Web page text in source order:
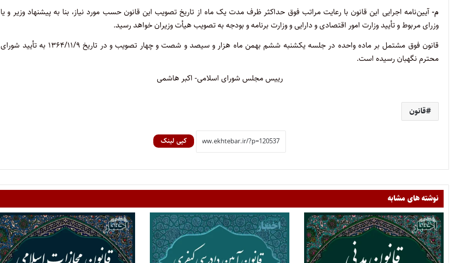
م- آیین‌نامه اجرایی این قانون با رعایت مراتب فوق حداکثر ظرف مدت یک ماه از تاریخ تصویب این قانون حسب مورد نیاز، بنا به پیشنهاد وزیر و یا
وزرای مربوط و تأیید وزارت امور اقتصادی و دارایی و وزارت برنامه و بودجه به تصویب هیأت وزیران خواهد رسید.
‌قانون فوق مشتمل بر ماده واحده در جلسه یکشنبه ششم بهمن ماه هزار و سیصد و شصت و چهار تصویب و در تاریخ ۱۳۶۴/۱۱/۹ به تأیید شورای
محترم نگهبان رسیده است.
‌رییس مجلس شورای اسلامی- اکبر هاشمی
قانون
کپی لینک
نوشته های مشابه